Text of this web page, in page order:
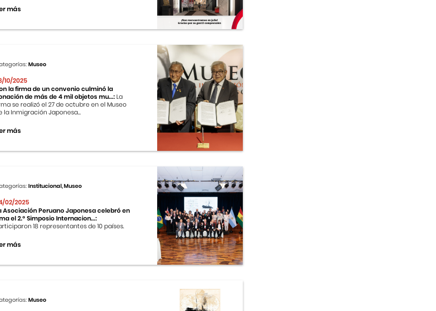
más
Museo
10/2025
la firma de un convenio culminó la
de más de 4 mil objetos mu...: La
se realizó el 27 de octubre en el Museo
la Inmigración Japonesa...
más
Institucional, Museo
02/2025
Asociación Peruano Japonesa celebró en
el 2.º Simposio Internacion...:
18 representantes de 10 países.
más
Museo